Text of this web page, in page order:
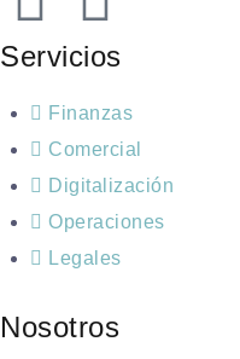
Servicios
Finanzas
Comercial
Digitalización
Operaciones
Legales
Nosotros